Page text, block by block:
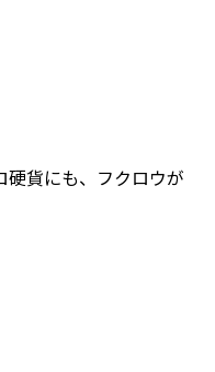
硬貨にも、フクロウが